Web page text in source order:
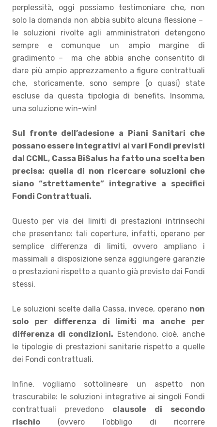
perplessità, oggi possiamo testimoniare che, non
solo la domanda non abbia subito alcuna flessione –
le soluzioni rivolte agli amministratori detengono
sempre e comunque un ampio margine di
gradimento – ma che abbia anche consentito di
dare più ampio apprezzamento a figure contrattuali
che, storicamente, sono sempre (o quasi) state
escluse da questa tipologia di benefits. Insomma,
una soluzione win-win!
Sul fronte dell’adesione a Piani Sanitari che
possano essere integrativi ai vari Fondi previsti
dal CCNL, Cassa BiSalus ha fatto una scelta ben
precisa: quella di non ricercare soluzioni che
siano “strettamente” integrative a specifici
Fondi Contrattuali.
Questo per via dei limiti di prestazioni intrinsechi
che presentano: tali coperture, infatti, operano per
semplice differenza di limiti, ovvero ampliano i
massimali a disposizione senza aggiungere garanzie
o prestazioni rispetto a quanto già previsto dai Fondi
stessi.
Le soluzioni scelte dalla Cassa, invece, operano non
solo per differenza di limiti ma anche per
differenza di condizioni. Estendono, cioè, anche
le tipologie di prestazioni sanitarie rispetto a quelle
dei Fondi contrattuali.
Infine, vogliamo sottolineare un aspetto non
trascurabile: le soluzioni integrative ai singoli Fondi
contrattuali prevedono clausole di secondo
rischio (ovvero l’obbligo di ricorrere